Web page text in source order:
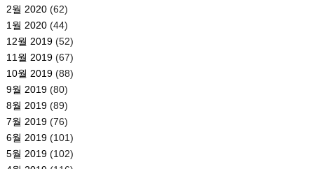
2월 2020(62)
1월 2020(44)
12월 2019(52)
11월 2019(67)
10월 2019(88)
9월 2019(80)
8월 2019(89)
7월 2019(76)
6월 2019(101)
5월 2019(102)